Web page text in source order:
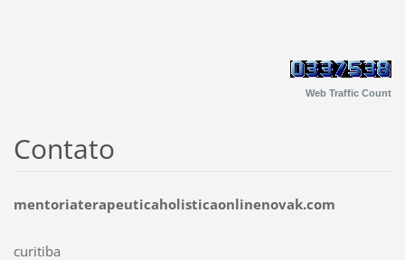
Web Traffic Count
Contato
mentoriaterapeuticaholisticaonlinenovak.com
curitiba